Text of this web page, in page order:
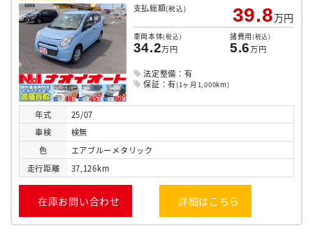
支払総額(税込) 39.8万円
車両本体(税込)
34.2万円
諸費用(税込)
5.6万円
法定整備：有
保証：有(1ヶ月1,000km)
年式
25/07
車検
検無
色
エアブルーメタリック
走行距離 37,126km
在庫お問い合わせ 詳細はこちら